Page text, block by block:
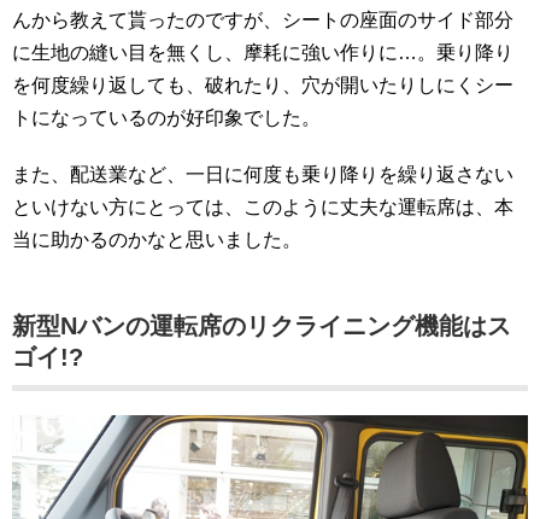
んから教えて貰ったのですが、シートの座面のサイド部分
に生地の縫い目を無くし、摩耗に強い作りに…。乗り降り
を何度繰り返しても、破れたり、穴が開いたりしにくシー
トになっているのが好印象でした。
また、配送業など、一日に何度も乗り降りを繰り返さない
といけない方にとっては、このように丈夫な運転席は、本
当に助かるのかなと思いました。
新型Nバンの運転席のリクライニング機能はス
ゴイ!?